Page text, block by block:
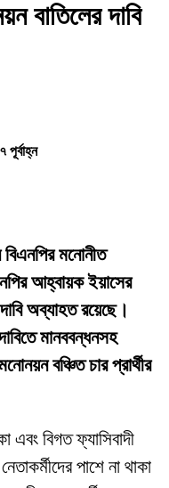
বাতিলের দাবি
মনোনীত
আহ্বায়ক ইয়াসের
অব্যাহত রয়েছে।
মানববন্ধনসহ
বঞ্চিত চার প্রার্থীর
এবং বিগত ফ্যাসিবাদী
পাশে না থাকা